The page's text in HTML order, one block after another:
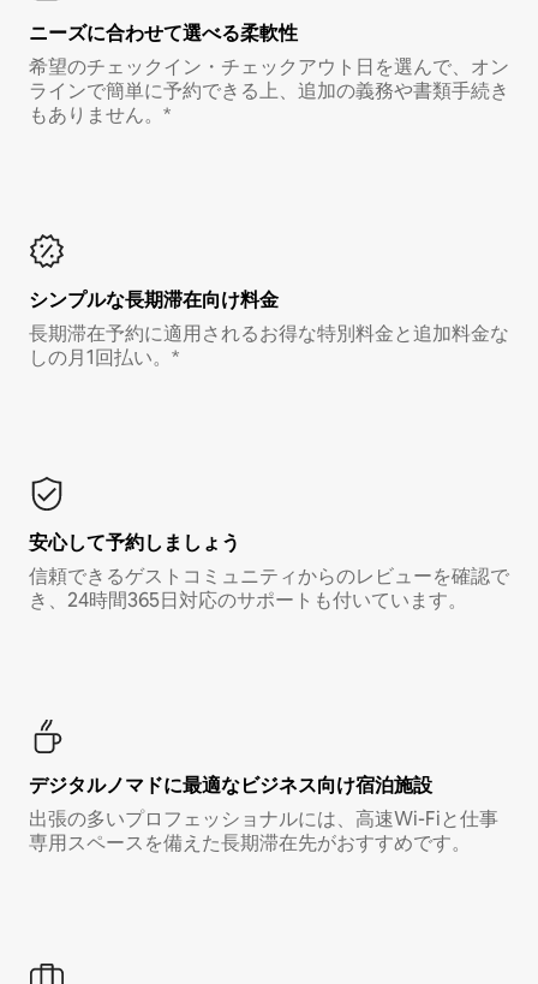
ニーズに合わせて選べる柔軟性
希望のチェックイン・チェックアウト日を選んで、オン
ラインで簡単に予約できる上、追加の義務や書類手続き
もありません。*
シンプルな長期滞在向け料金
長期滞在予約に適用されるお得な特別料金と追加料金な
しの月1回払い。*
安心して予約しましょう
信頼できるゲストコミュニティからのレビューを確認で
き、24時間365日対応のサポートも付いています。
デジタルノマド⁠に最⁠適⁠なビ⁠ジ⁠ネ⁠ス⁠向⁠け宿⁠泊⁠施⁠設
出張の多いプロフェッショナルには、高速Wi-Fiと仕事
専用スペースを備えた長期滞在先がおすすめです。